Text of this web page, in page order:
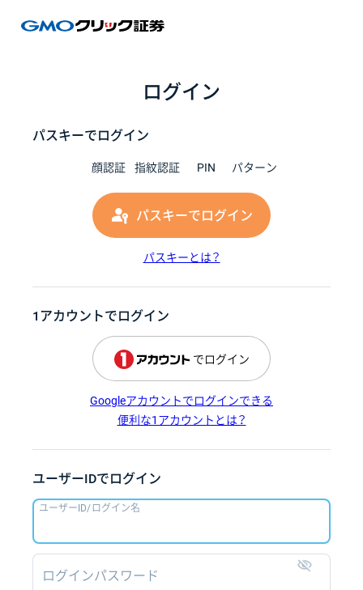
ログイン
パスキーでログイン
顔認証 指紋認証 PIN パターン
パスキーでログイン
パスキーとは？
1アカウントでログイン
でログイン
Googleアカウントでログインできる
便利な1アカウントとは？
ユーザーIDでログイン
ユーザーID/ログイン名
ログインパスワード